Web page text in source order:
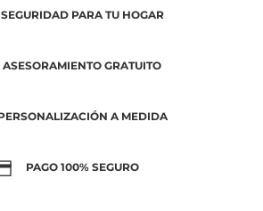
SEGURIDAD PARA TU HOGAR
ASESORAMIENTO GRATUITO
A MEDIDA
PAGO 100% SEGURO